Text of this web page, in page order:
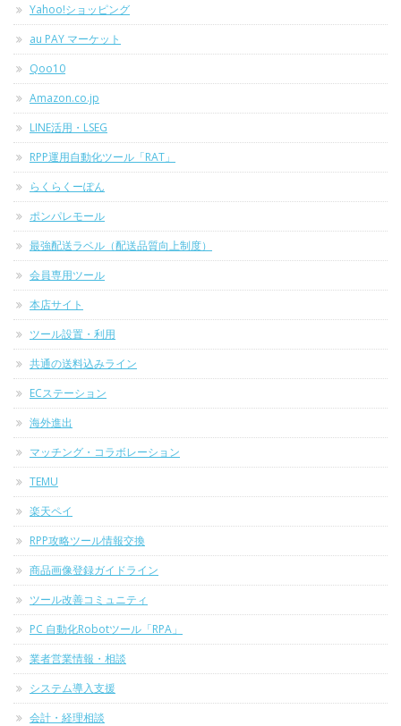
Yahoo!ショッピング
au PAY マーケット
Qoo10
Amazon.co.jp
LINE活用・LSEG
RPP運用自動化ツール「RAT」
らくらくーぽん
ポンパレモール
最強配送ラベル（配送品質向上制度）
会員専用ツール
本店サイト
ツール設置・利用
共通の送料込みライン
ECステーション
海外進出
マッチング・コラボレーション
TEMU
楽天ペイ
RPP攻略ツール情報交換
商品画像登録ガイドライン
ツール改善コミュニティ
PC 自動化Robotツール「RPA」
業者営業情報・相談
システム導入支援
会計・経理相談